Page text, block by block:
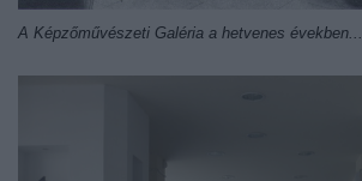
A Képzőművészeti Galéria a hetvenes években...